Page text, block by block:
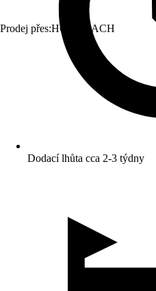
Prodej přes:HORNBACH
Dodací lhůta cca 2-3 týdny